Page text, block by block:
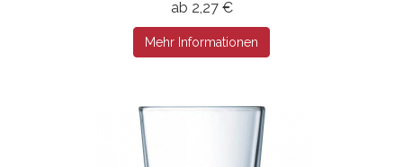
ab 2,27 €
Mehr Informationen